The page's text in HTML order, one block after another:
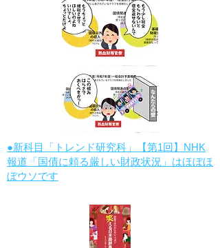
●新科目「トレンド研究科」【第1回】NHK
報道「国債に頼る厳しい財政状況」はほぼほ
ぼウソです